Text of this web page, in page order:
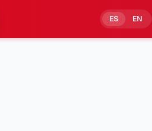
ES EN